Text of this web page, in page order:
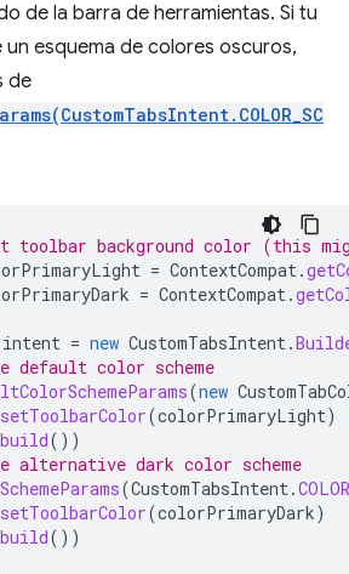
de la barra de herramientas. Si tu
esquema de colores oscuros,
de
toolbar background color (this
= ContextCompat.
= ContextCompat.
intent = new CustomTabsIntent.
default color scheme
(new
setToolbarColor(colorPrimaryLight)
build())
alternative dark color scheme
(CustomTabsIntent.
setToolbarColor(colorPrimaryDark)
build())